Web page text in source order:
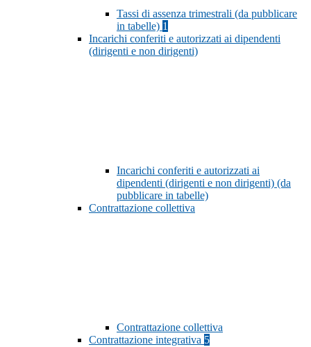
Tassi di assenza trimestrali (da pubblicare
in tabelle) 1
Incarichi conferiti e autorizzati ai dipendenti
(dirigenti e non dirigenti)
Incarichi conferiti e autorizzati ai
dipendenti (dirigenti e non dirigenti) (da
pubblicare in tabelle)
Contrattazione collettiva
Contrattazione collettiva
Contrattazione integrativa 5